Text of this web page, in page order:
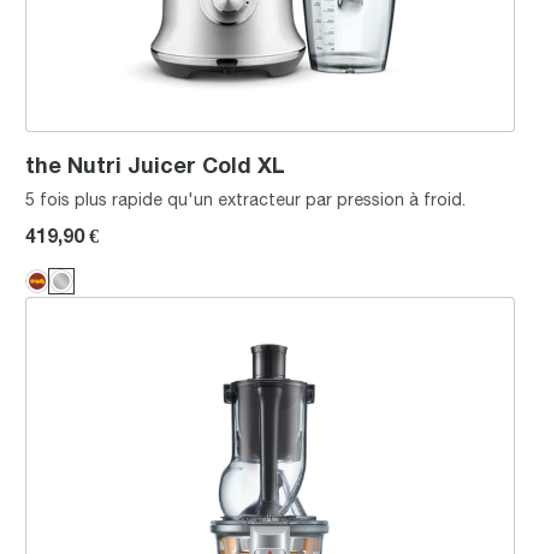
the Nutri Juicer Cold XL
5 fois plus rapide qu'un extracteur par pression à froid.
419,90 €
the Big Squeeze™